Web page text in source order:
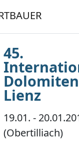
45.
Lienz
19.01. -
(Obertilliach)